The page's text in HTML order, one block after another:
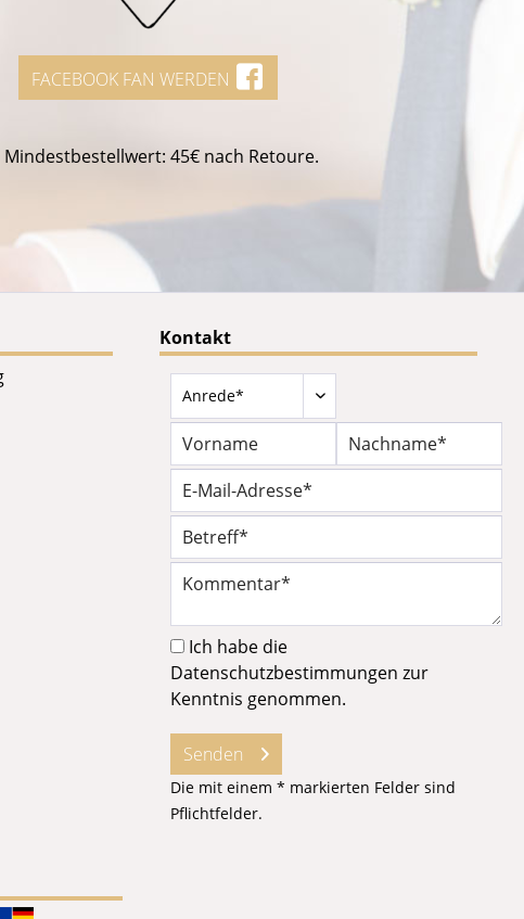
FACEBOOK FAN WERDEN
Mindestbestellwert: 45€ nach Retoure.
Kontakt
Ich habe die
Datenschutzbestimmungen zur
Kenntnis genommen.
Senden
Die mit einem * markierten Felder sind
Pflichtfelder.